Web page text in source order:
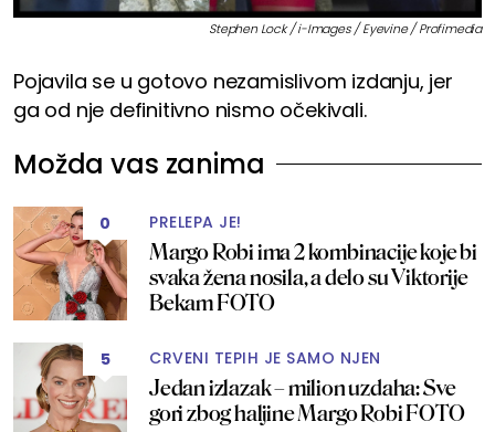
Stephen Lock / i-Images / Eyevine / Profimedia
Pojavila se u gotovo nezamislivom izdanju, jer
ga od nje definitivno nismo očekivali.
Možda vas zanima
0 PRELEPA JE!
Margo Robi ima 2 kombinacije koje bi
svaka žena nosila, a delo su Viktorije
Bekam FOTO
5 CRVENI TEPIH JE SAMO NJEN
Jedan izlazak – milion uzdaha: Sve
gori zbog haljine Margo Robi FOTO